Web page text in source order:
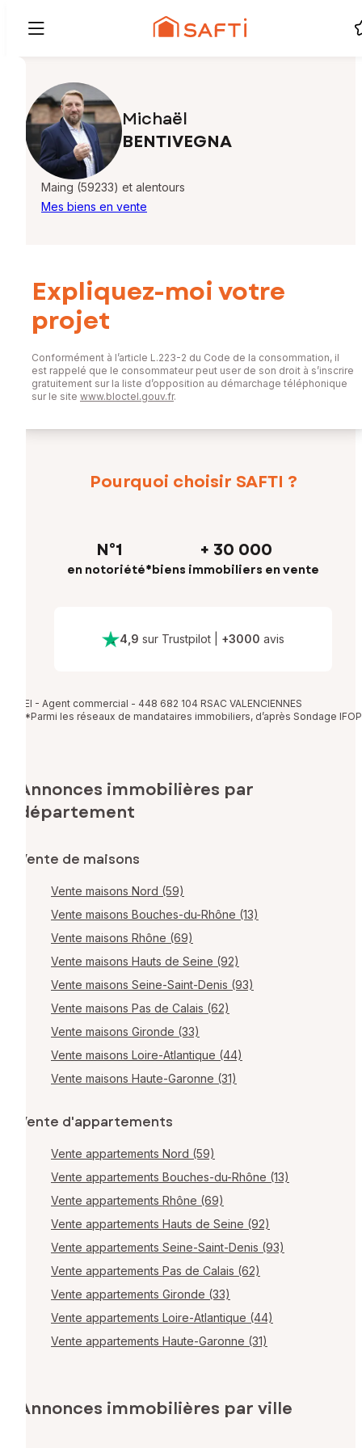
Michaël
BENTIVEGNA
Maing (59233) et alentours
Mes biens en vente
Pourquoi choisir SAFTI ?
N°1
en notoriété*
+ 30 000
biens immobiliers en vente
4,9 sur Trustpilot| +3000 avis
EI - Agent commercial - 448 682 104 RSAC VALENCIENNES
*Parmi les réseaux de mandataires immobiliers, d’après Sondage IFOP
Expliquez-moi votre
projet
Conformément à l’article L.223-2 du Code de la consommation, il
est rappelé que le consommateur peut user de son droit à s’inscrire
gratuitement sur la liste d’opposition au démarchage téléphonique
sur le site www.bloctel.gouv.fr.
Annonces immobilières par
département
Vente de maisons
Vente maisons Nord (59)
Vente maisons Bouches-du-Rhône (13)
Vente maisons Rhône (69)
Vente maisons Hauts de Seine (92)
Vente maisons Seine-Saint-Denis (93)
Vente maisons Pas de Calais (62)
Vente maisons Gironde (33)
Vente maisons Loire-Atlantique (44)
Vente maisons Haute-Garonne (31)
Vente d'appartements
Vente appartements Nord (59)
Vente appartements Bouches-du-Rhône (13)
Vente appartements Rhône (69)
Vente appartements Hauts de Seine (92)
Vente appartements Seine-Saint-Denis (93)
Vente appartements Pas de Calais (62)
Vente appartements Gironde (33)
Vente appartements Loire-Atlantique (44)
Vente appartements Haute-Garonne (31)
Annonces immobilières par ville